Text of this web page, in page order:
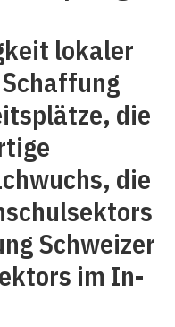
lokaler
die
die
Schweizer
im In-